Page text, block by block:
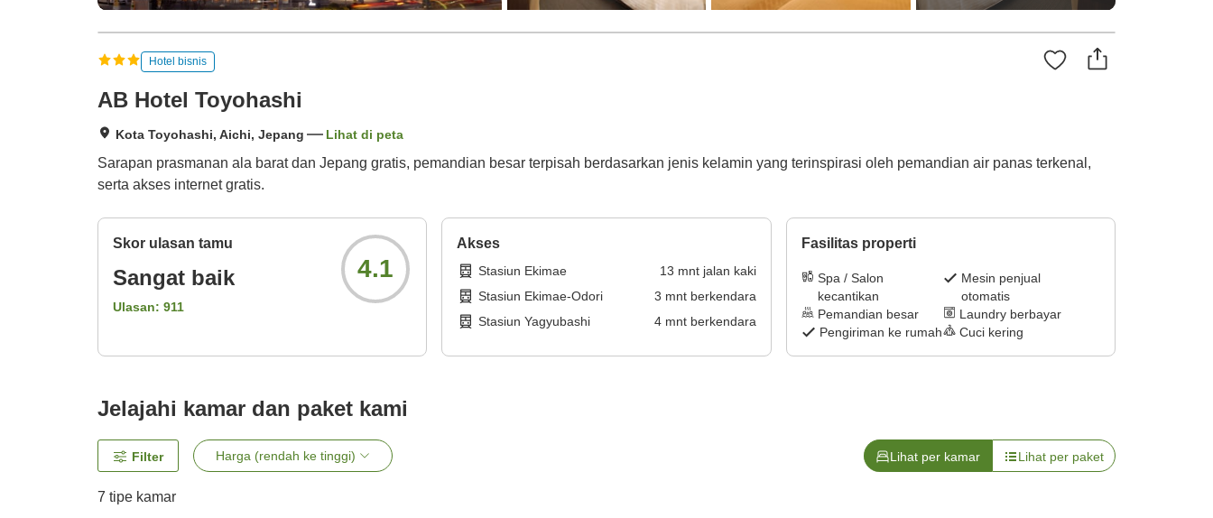
Hotel bisnis
AB Hotel Toyohashi
Kota Toyohashi, Aichi, Jepang Lihat di peta
Sarapan prasmanan ala barat dan Jepang gratis, pemandian besar terpisah berdasarkan jenis kelamin yang terinspirasi oleh pemandian air panas terkenal,
serta akses internet gratis.
Skor ulasan tamu
Sangat baik
Ulasan: 911
4.1
Akses
Stasiun Ekimae 13 mnt jalan kaki
Stasiun Ekimae-Odori
3 mnt berkendara
Stasiun Yagyubashi
4mnt berkendara
Fasilitas properti
Spa / Salon
kecantikan
Mesin penjual
otomatis
Pemandian besar
Laundry berbayar
Pengiriman ke rumah
Cuci kering
Jelajahi kamar dan paket kami
Filter Harga (rendah ke tinggi) Lihat per kamar Lihat per paket
7 tipe kamar